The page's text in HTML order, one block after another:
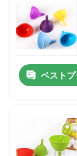
私達に連絡し
シリコーン型
アイス・キュ
ケーキのシリ
ベスト